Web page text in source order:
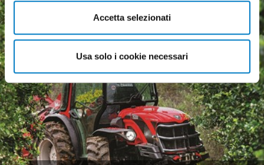
Accetta selezionati
Usa solo i cookie necessari